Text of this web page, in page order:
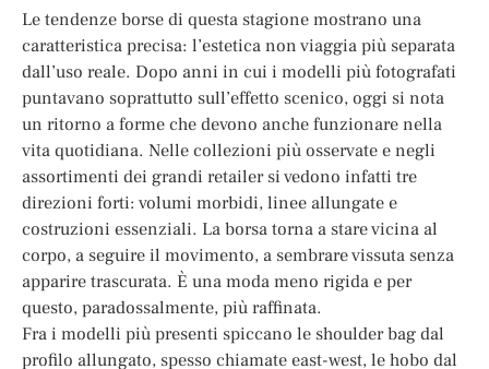
Le tendenze borse di questa stagione mostrano una
caratteristica precisa: l’estetica non viaggia più separata
dall’uso reale. Dopo anni in cui i modelli più fotografati
puntavano soprattutto sull’effetto scenico, oggi si nota
un ritorno a forme che devono anche funzionare nella
vita quotidiana. Nelle collezioni più osservate e negli
assortimenti dei grandi retailer si vedono infatti tre
direzioni forti: volumi morbidi, linee allungate e
costruzioni essenziali. La borsa torna a stare vicina al
corpo, a seguire il movimento, a sembrare vissuta senza
apparire trascurata. È una moda meno rigida e per
questo, paradossalmente, più raffinata.
Fra i modelli più presenti spiccano le shoulder bag dal
profilo allungato, spesso chiamate east-west, le hobo dal